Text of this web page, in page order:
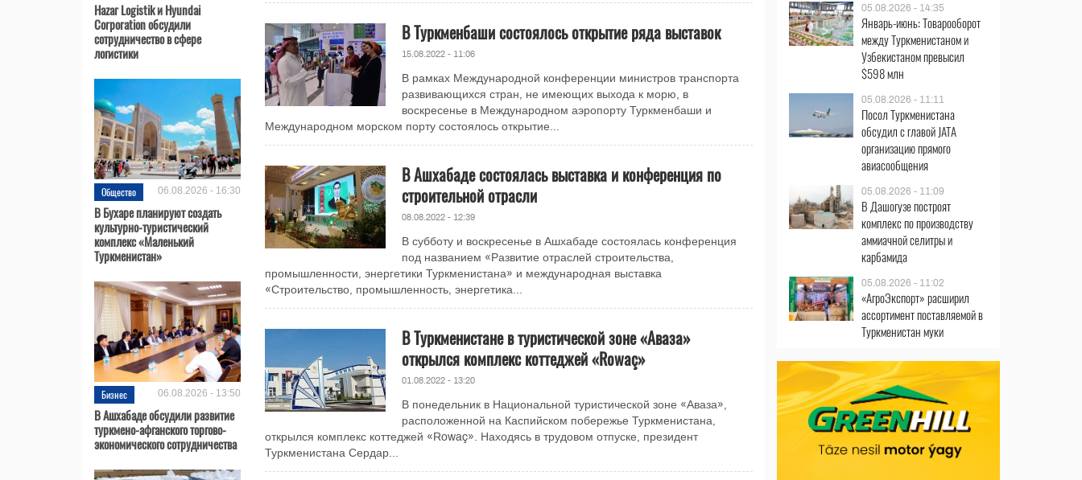
Hazar Logistik и Hyundai
Corporation обсудили
сотрудничество в сфере
логистики
Общество 06.08.2026 - 16:30
В Бухаре планируют создать
культурно-туристический
комплекс «Маленький
Туркменистан»
Бизнес 06.08.2026 - 13:50
В Ашхабаде обсудили развитие
туркмено-афганского торгово-
экономического сотрудничества
В Туркменбаши состоялось открытие ряда выставок
15.08.2022 - 11:06
В рамках Международной конференции министров транспорта
развивающихся стран, не имеющих выхода к морю, в
воскресенье в Международном аэропорту Туркменбаши и
Международном морском порту состоялось открытие...
В Ашхабаде состоялась выставка и конференция по
строительной отрасли
08.08.2022 - 12:39
В субботу и воскресенье в Ашхабаде состоялась конференция
под названием «Развитие отраслей строительства,
промышленности, энергетики Туркменистана» и международная выставка
«Строительство, промышленность, энергетика...
В Туркменистане в туристической зоне «Аваза»
открылся комплекс коттеджей «Rowaç»
01.08.2022 - 13:20
В понедельник в Национальной туристической зоне «Аваза»,
расположенной на Каспийском побережье Туркменистана,
открылся комплекс коттеджей «Rowaç». Находясь в трудовом отпуске, президент
Туркменистана Сердар...
05.08.2026 - 14:35
Январь-июнь: Товарооборот
между Туркменистаном и
Узбекистаном превысил
$598 млн
05.08.2026 - 11:11
Посол Туркменистана
обсудил с главой JATA
организацию прямого
авиасообщения
05.08.2026 - 11:09
В Дашогузе построят
комплекс по производству
аммиачной селитры и
карбамида
05.08.2026 - 11:02
«АгроЭкспорт» расширил
ассортимент поставляемой в
Туркменистан муки